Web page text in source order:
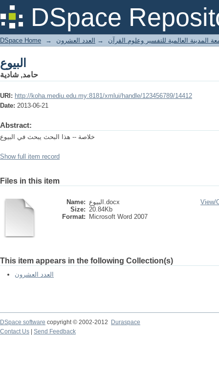
DSpace البيوع
DSpace Home → المدينة العالمية للتفسير وعلوم القرآن → العدد العشرون
البيوع
حامد, شادية
URI: http://koha.mediu.edu.my:8181/xmlui/handle/123456789/14412
Date: 2013-06-21
Abstract:
خلاصة -- هذا البحث يبحث في البيوع
Show full item record
Files in this item
Name:
البيوع.docx
Size: 20.84Kb
Format:
Microsoft Word 2007
View/
This item appears in the following Collection(s)
العدد العشرون
DSpace software copyright © 2002-2012
Duraspace
Contact Us
Send Feedback